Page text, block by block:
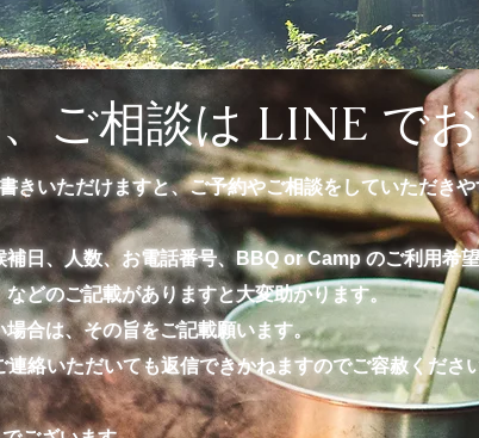
ご相談は LINE で
きいただけますと、ご予約やご相談をしていただきや
補日、人数、お電話番号、BBQ or Camp のご利用希
などのご記載がありますと大変助かります。
合は、その旨をご記載願います。
絡いただいても返信できかねますのでご容赦くださ